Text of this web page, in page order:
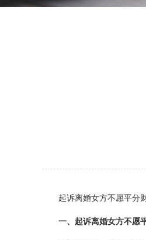
起诉离婚女方不愿平分
一、起诉离婚女方不愿